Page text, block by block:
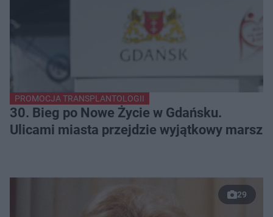
PROMOCJA TRANSPLANTOLOGII
30. Bieg po Nowe Życie w Gdańsku.
Ulicami miasta przejdzie wyjątkowy marsz
29